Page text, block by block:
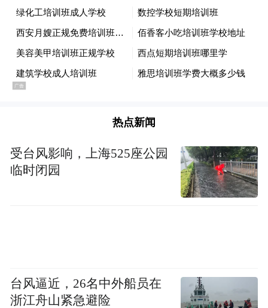
热点新闻
受台风影响，上海525座公园
临时闭园
台风逼近，26名中外船员在
浙江舟山紧急避险